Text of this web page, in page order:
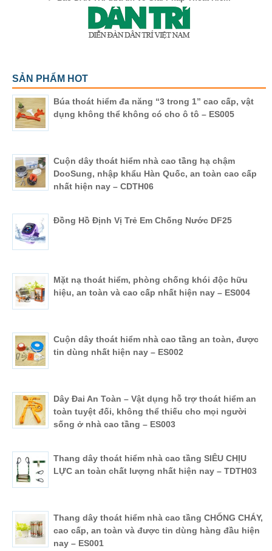
SẢN PHẨM HOT
Búa thoát hiểm đa năng “3 trong 1” cao cấp, vật
dụng không thể không có cho ô tô – ES005
Cuộn dây thoát hiểm nhà cao tầng hạ chậm
DooSung, nhập khẩu Hàn Quốc, an toàn cao cấp
nhất hiện nay – CDTH06
Đồng Hồ Định Vị Trẻ Em Chống Nước DF25
Mặt nạ thoát hiểm, phòng chống khói độc hữu
hiệu, an toàn và cao cấp nhất hiện nay – ES004
Cuộn dây thoát hiểm nhà cao tầng an toàn, được
tin dùng nhất hiện nay – ES002
Dây Đai An Toàn – Vật dụng hỗ trợ thoát hiểm an
toàn tuyệt đối, không thể thiếu cho mọi người
sống ở nhà cao tầng – ES003
Thang dây thoát hiểm nhà cao tầng SIÊU CHỊU
LỰC an toàn chất lượng nhất hiện nay – TDTH03
Thang dây thoát hiểm nhà cao tầng CHỐNG CHÁY,
cao cấp, an toàn và được tin dùng hàng đầu hiện
nay – ES001